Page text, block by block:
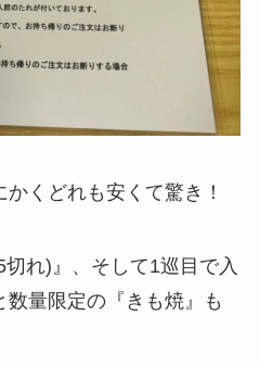
くどれも安くて驚き！
れ)』、そして1巡目で入
量限定の『きも焼』も